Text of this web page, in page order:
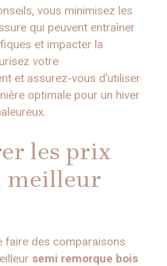
vous minimisez les
qui peuvent entraîner
et impacter la
votre
et assurez-vous d’utiliser
optimale pour un hiver
les prix
meilleur
faire des comparaisons
semi remorque bois